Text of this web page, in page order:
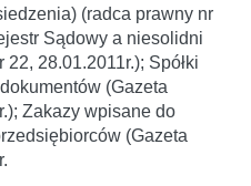
(radca prawny nr
Sądowy a niesolidni
28.01.2011r.); Spółki
(Gazeta
Zakazy wpisane do
(Gazeta